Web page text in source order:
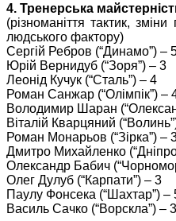
4. Тренерська
(різноманіття тактик,
людського фактору)
Сергій Ребров (“Динамо”) –
Юрій Вернидуб (“Зоря”) – 3
Леонід Кучук (“Сталь”) – 4
Роман Санжар (“Олімпік”) –
Володимир Шаран
Віталій Кварцяний
Роман Монарьов (“Зірка”) –
Дмитро Михайленко
Олександр Бабич
Олег Дулуб (“Карпати”) – 3
Паулу Фонсека (“Шахтар”) –
Василь Сачко (“Ворскла”) – 3